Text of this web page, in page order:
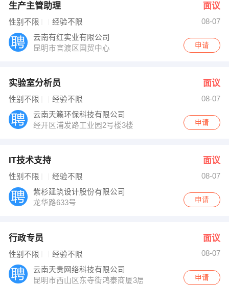
生产主管助理 面议
性别不限 经验不限
08-07
云南有红实业有限公司
昆明市官渡区国贸中心
申请
实验室分析员 面议
性别不限 经验不限
08-07
云南天籁环保科技有限公司
经开区浦发路工业园2号楼3楼
申请
IT技术支持 面议
性别不限 经验不限
08-07
紫杉建筑设计股份有限公司
龙华路633号
申请
行政专员 面议
性别不限 经验不限
08-07
云南天贵网络科技有限公司
昆明市西山区东寺街鸿泰商厦3层1-18轴3层
申请